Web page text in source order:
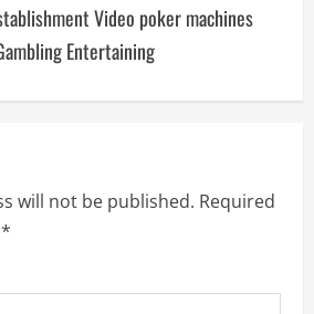
Video poker machines
Entertaining
will not be published. Required
*